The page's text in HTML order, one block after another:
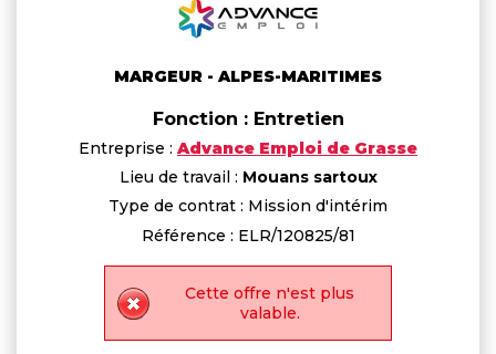
MARGEUR - ALPES-MARITIMES
Fonction : Entretien
Entreprise : Advance Emploi de Grasse
Lieu de travail : Mouans sartoux
Type de contrat : Mission d'intérim
Référence : ELR/120825/81
Cette offre n'est plus
valable.